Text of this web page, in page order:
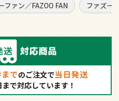
ファン／FAZOO FAN ファズー
でのご注文で当日発送
で対応しています！